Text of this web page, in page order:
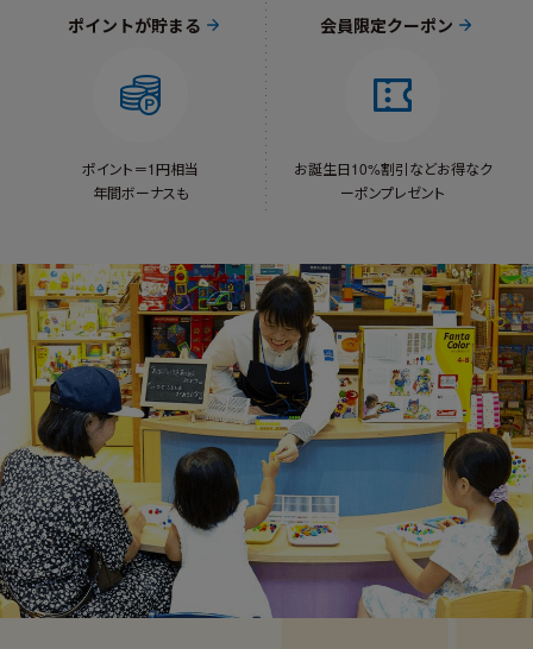
ポイントが貯まる
ポイント＝1円相当
年間ボーナスも
会員限定クーポン
お誕生日10%割引などお得なク
ーポンプレゼント